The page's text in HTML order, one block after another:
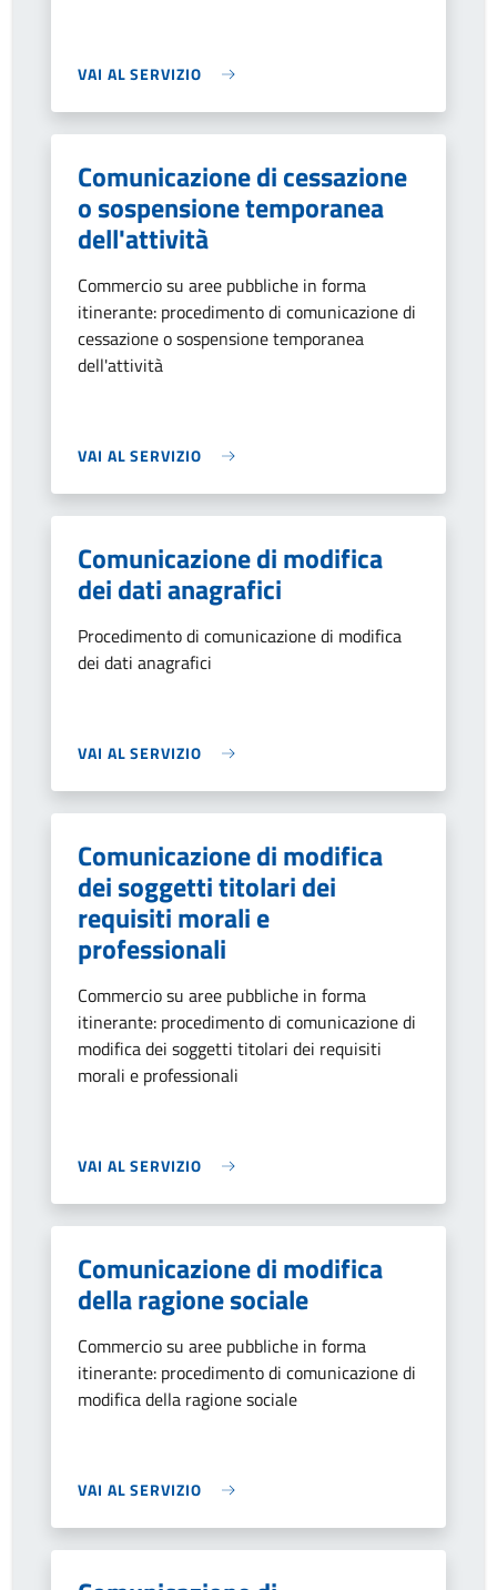
VAI AL SERVIZIO
Comunicazione di cessazione
o sospensione temporanea
dell'attività
Commercio su aree pubbliche in forma
itinerante: procedimento di comunicazione di
cessazione o sospensione temporanea
dell'attività
VAI AL SERVIZIO
Comunicazione di modifica
dei dati anagrafici
Procedimento di comunicazione di modifica
dei dati anagrafici
VAI AL SERVIZIO
Comunicazione di modifica
dei soggetti titolari dei
requisiti morali e
professionali
Commercio su aree pubbliche in forma
itinerante: procedimento di comunicazione di
modifica dei soggetti titolari dei requisiti
morali e professionali
VAI AL SERVIZIO
Comunicazione di modifica
della ragione sociale
Commercio su aree pubbliche in forma
itinerante: procedimento di comunicazione di
modifica della ragione sociale
VAI AL SERVIZIO